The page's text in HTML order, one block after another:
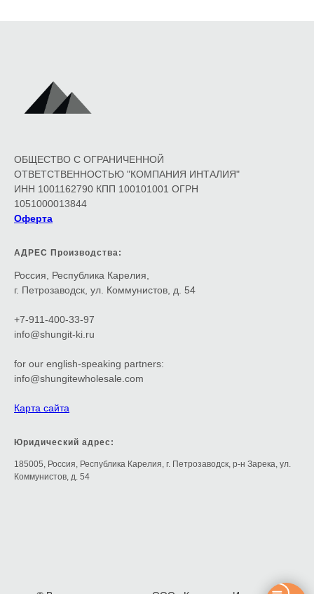
ОБЩЕСТВО С ОГРАНИЧЕННОЙ
ОТВЕТСТВЕННОСТЬЮ "КОМПАНИЯ ИНТАЛИЯ"
ИНН 1001162790 КПП 100101001 ОГРН
1051000013844
Оферта
АДРЕС Производства:
Россия, Республика Карелия,
г. Петрозаводск, ул. Коммунистов, д. 54
+7-911-400-33-97
info@shungit-ki.ru
for our english-speaking partners:
info@shungitewholesale.com
Карта сайта
Юридический адрес:
185005, Россия, Республика Карелия, г. Петрозаводск, р-н Зарека, ул.
Коммунистов, д. 54